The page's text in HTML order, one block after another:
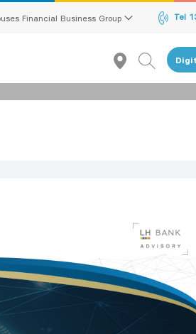
Financial Business Group Tel